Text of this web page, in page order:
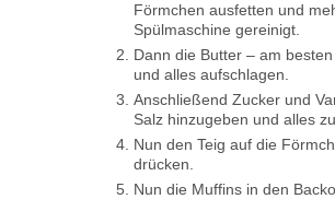
Förmchen ausfetten und
Spülmaschine gereinigt.
Dann die Butter – am
und alles aufschlagen.
Anschließend Zucker und
Salz hinzugeben und alles
Nun den Teig auf die
drücken.
Nun die Muffins in den